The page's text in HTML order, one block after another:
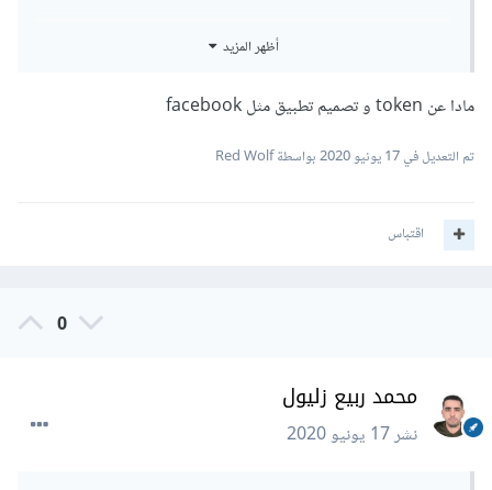
إذن الموضوع متعلق بالدورات التي تدرسينها، وغالبًا ما يتم التطرق
لهذه النقطة بعض التطرق لنقط متعلقة بالإتصال بالخادم، وجلب
أظهر المزيد
مادا عن token و تصميم تطبيق مثل facebook
تم التعديل في17 يونيو 2020 بواسطة Red Wolf
اقتباس
0
محمد ربيع زليول
نشر17 يونيو 2020